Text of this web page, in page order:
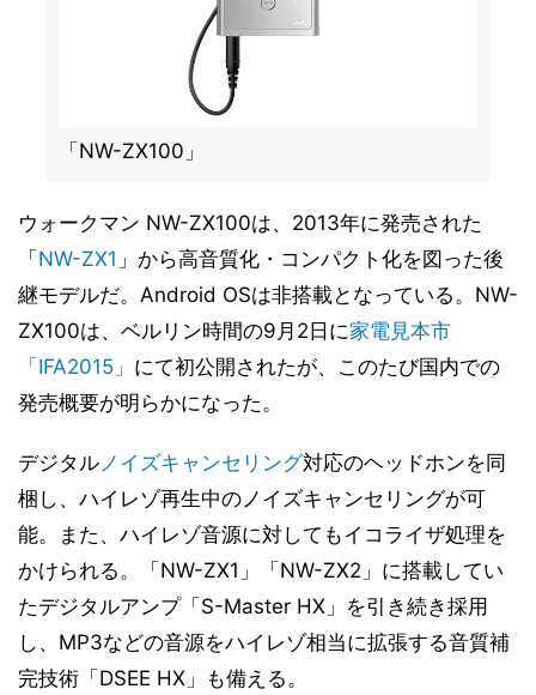
「NW-ZX100」
ウォークマン NW-ZX100は、2013年に発売された
「 NW-ZX1 」から高音質化・コンパクト化を図った後
継モデルだ。Android OSは非搭載となっている。NW-
ZX100は、ベルリン時間の9月2日に家電見本市
「IFA2015」 にて初公開されたが、このたび国内での
発売概要が明らかになった。
デジタルノイズキャンセリング対応のヘッドホンを同
梱し、ハイレゾ再生中のノイズキャンセリングが可
能。また、ハイレゾ音源に対してもイコライザ処理を
かけられる。「NW-ZX1」「NW-ZX2」に搭載してい
たデジタルアンプ「S-Master HX」を引き続き採用
し、MP3などの音源をハイレゾ相当に拡張する音質補
完技術「DSEE HX」も備える。